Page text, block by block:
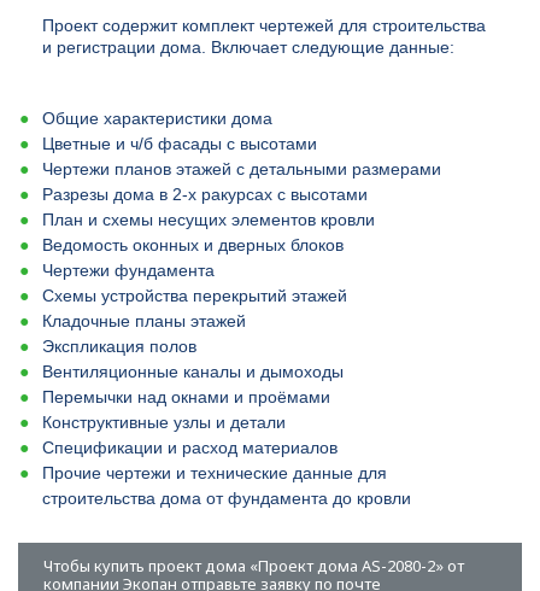
Проект содержит комплект чертежей для строительства
и регистрации дома. Включает следующие данные:
Общие характеристики дома
Цветные и ч/б фасады с высотами
Чертежи планов этажей с детальными размерами
Разрезы дома в 2-х ракурсах с высотами
План и схемы несущих элементов кровли
Ведомость оконных и дверных блоков
Чертежи фундамента
Схемы устройства перекрытий этажей
Кладочные планы этажей
Экспликация полов
Вентиляционные каналы и дымоходы
Перемычки над окнами и проёмами
Конструктивные узлы и детали
Спецификации и расход материалов
Прочие чертежи и технические данные для
строительства дома от фундамента до кровли
Чтобы купить проект дома «Проект дома AS-2080-2» от
компании Экопан отправьте заявку по почте